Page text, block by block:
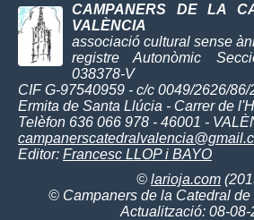
CAMPANERS DE LA
VALÈNCIA
associació cultural sense
registre Autonòmic
038378-V
CIF G-97540959 - c/c 0049/2626/86/
Ermita de Santa Llúcia - Carrer de
Telèfon 636 066 978 - 46001 -
Editor: Francesc LLOP i BAYO
© larioja.com
© Campaners de la Catedral de
Actualització: 08-08-